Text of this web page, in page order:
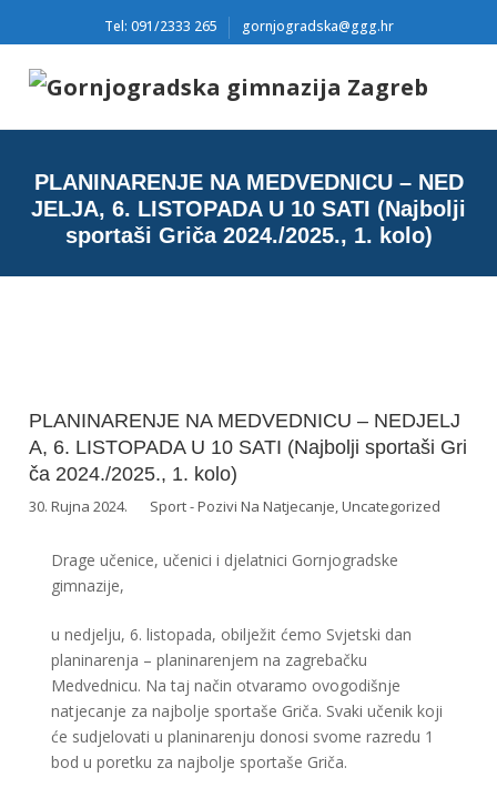
Tel: 091/2333 265 gornjogradska@ggg.hr
PLANINARENJE NA MEDVEDNICU – NED
JELJA, 6. LISTOPADA U 10 SATI (Najbolji
sportaši Griča 2024./2025., 1. kolo)
PLANINARENJE NA MEDVEDNICU – NEDJELJ
A, 6. LISTOPADA U 10 SATI (Najbolji sportaši Gri
ča 2024./2025., 1. kolo)
30. Rujna 2024. Sport - Pozivi Na Natjecanje,Uncategorized
Drage učenice, učenici i djelatnici Gornjogradske
gimnazije,
u nedjelju, 6. listopada, obilježit ćemo Svjetski dan
planinarenja – planinarenjem na zagrebačku
Medvednicu. Na taj način otvaramo ovogodišnje
natjecanje za najbolje sportaše Griča. Svaki učenik koji
će sudjelovati u planinarenju donosi svome razredu 1
bod u poretku za najbolje sportaše Griča.